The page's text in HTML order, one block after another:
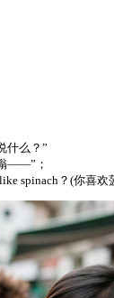
什么？”
——”；
spinach？(你喜